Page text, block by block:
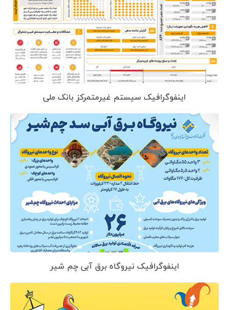
اینفوگرافیک سیستم غیرمتمرکز بانک ملی
اینفوگرافیک نیروگاه برق آبی چم شیر